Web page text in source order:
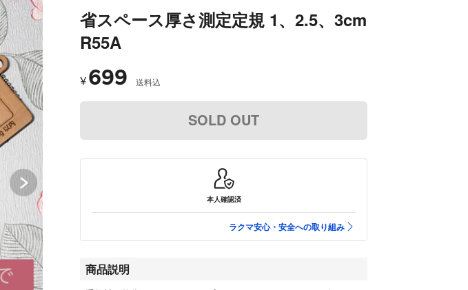
省スペース厚さ測定定規 1、2.5、3cm
R55A
¥ 699 送料込
SOLD OUT
本人確認済
ラクマ安心・安全への取り組み
商品説明